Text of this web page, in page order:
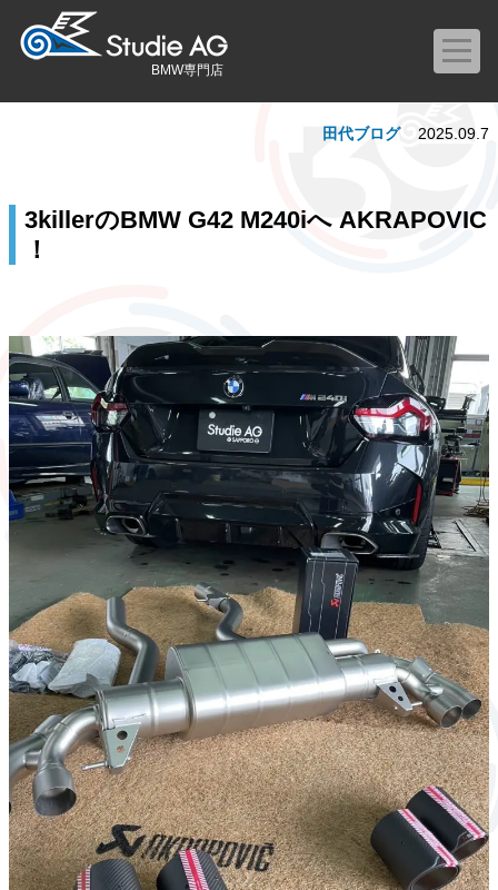
BMW専門店
3killerのBMW G42 M240iへ AKRAPOVIC
！
田代ブログ 2025.09.7